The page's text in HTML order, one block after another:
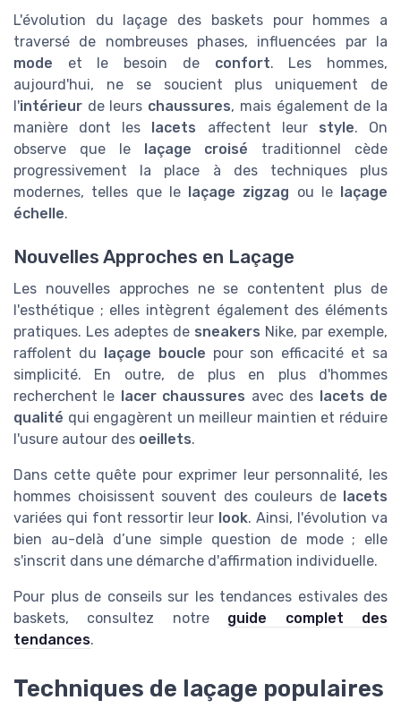
L'évolution du laçage des baskets pour hommes a
traversé de nombreuses phases, influencées par la
mode et le besoin de confort. Les hommes,
aujourd'hui, ne se soucient plus uniquement de
l'intérieur de leurs chaussures, mais également de la
manière dont les lacets affectent leur style. On
observe que le laçage croisé traditionnel cède
progressivement la place à des techniques plus
modernes, telles que le laçage zigzag ou le laçage
échelle.
Nouvelles Approches en Laçage
Les nouvelles approches ne se contentent plus de
l'esthétique ; elles intègrent également des éléments
pratiques. Les adeptes de sneakers Nike, par exemple,
raffolent du
laçage boucle pour son efficacité et sa
simplicité. En outre, de plus en plus d'hommes
recherchent le
lacer chaussures avec des
lacets de
qualité qui engagèrent un meilleur maintien et réduire
l'usure autour des oeillets.
Dans cette quête pour exprimer leur personnalité, les
hommes choisissent souvent des couleurs de
lacets
variées qui font ressortir leur look. Ainsi, l'évolution va
bien au-delà d’une simple question de mode ; elle
s'inscrit dans une démarche d'affirmation individuelle.
Pour plus de conseils sur les tendances estivales des
baskets, consultez notre guide complet des
tendances.
Techniques de laçage populaires